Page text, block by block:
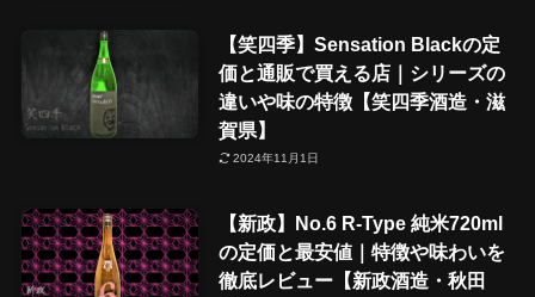
【笑四季】Sensation Blackの定
価と通販で買える店｜シリーズの
違いや味の特徴【笑四季酒造・滋
賀県】
2024年11月1日
【新政】No.6 R-Type 純米720ml
の定価と最安値｜特徴や味わいを
徹底レビュー【新政酒造・秋田